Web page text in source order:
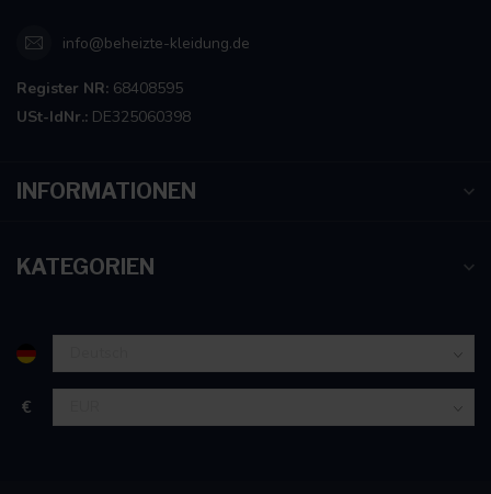
info@beheizte-kleidung.de
Register NR: 68408595
USt-IdNr.: DE325060398
INFORMATIONEN
KATEGORIEN
€